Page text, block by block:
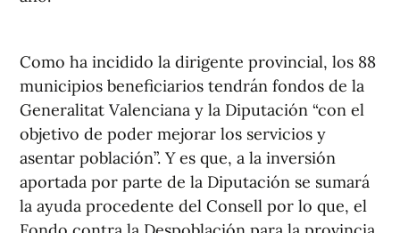
Como ha incidido la dirigente provincial, los 88
municipios beneficiarios tendrán fondos de la
Generalitat Valenciana y la Diputación “con el
objetivo de poder mejorar los servicios y
asentar población”. Y es que, a la inversión
aportada por parte de la Diputación se sumará
la ayuda procedente del Consell por lo que, el